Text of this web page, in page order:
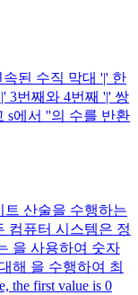
된 수직 막대 '|' 한
3번째와 4번째 '|' 쌍
s에서 ''의 수를 반환
산술을 수행하는
컴퓨터 시스템은 정
을 사용하여 숫자
해 을 수행하여 최
the first value is 0